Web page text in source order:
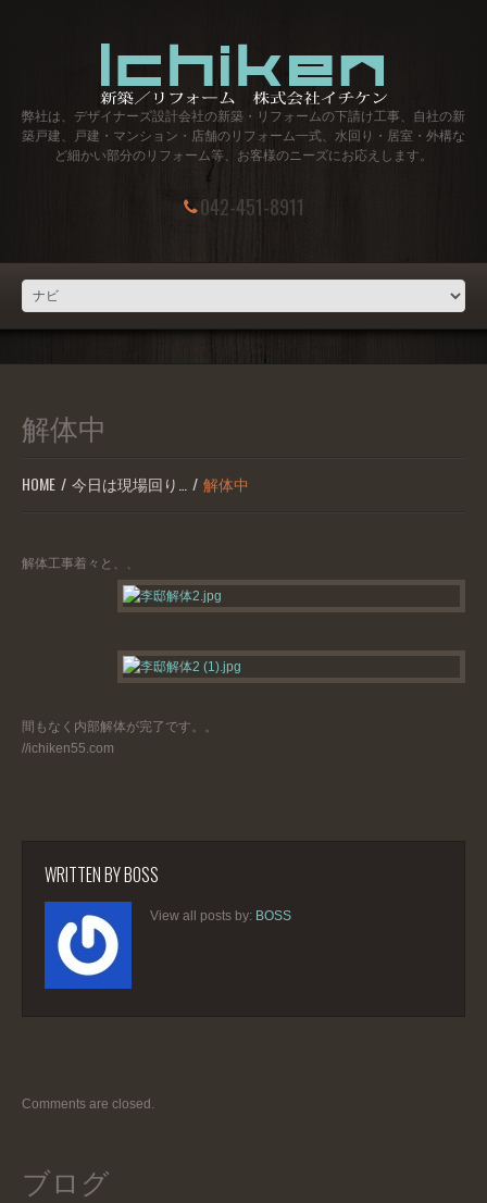
弊社は、デザイナーズ設計会社の新築・リフォームの下請け工事、自社の新
築戸建、戸建・マンション・店舗のリフォーム一式、水回り・居室・外構な
ど細かい部分のリフォーム等、お客様のニーズにお応えします。
042-451-8911
解体中
HOME 今日は現場回り… 解体中
解体工事着々と、、
間もなく内部解体が完了です。。
//ichiken55.com
WRITTEN BYBOSS
View all posts by: BOSS
Comments are closed.
ブログ